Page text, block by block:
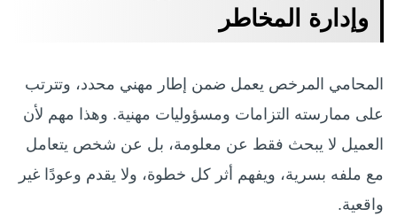
وإدارة المخاطر
المحامي المرخص يعمل ضمن إطار مهني محدد، وتترتب
على ممارسته التزامات ومسؤوليات مهنية. وهذا مهم لأن
العميل لا يبحث فقط عن معلومة، بل عن شخص يتعامل
مع ملفه بسرية، ويفهم أثر كل خطوة، ولا يقدم وعودًا غير
واقعية.